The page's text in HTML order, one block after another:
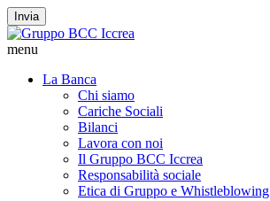
Invia
menu
La Banca
Chi siamo
Cariche Sociali
Bilanci
Lavora con noi
Il Gruppo BCC Iccrea
Responsabilità sociale
Etica di Gruppo e Whistleblowing